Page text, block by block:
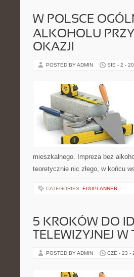
W POLSCE
ALKOHOLU
OKAZJI
POSTED BY ADMIN SIE - 2 -
mieszkalnego. Impreza bez
teoretycznie nic złego, w końcu
CATEGORIES: EDUPLANNER
5 KROKÓW DO
TELEWIZYJNEJ
POSTED BY ADMIN CZE - 23 -